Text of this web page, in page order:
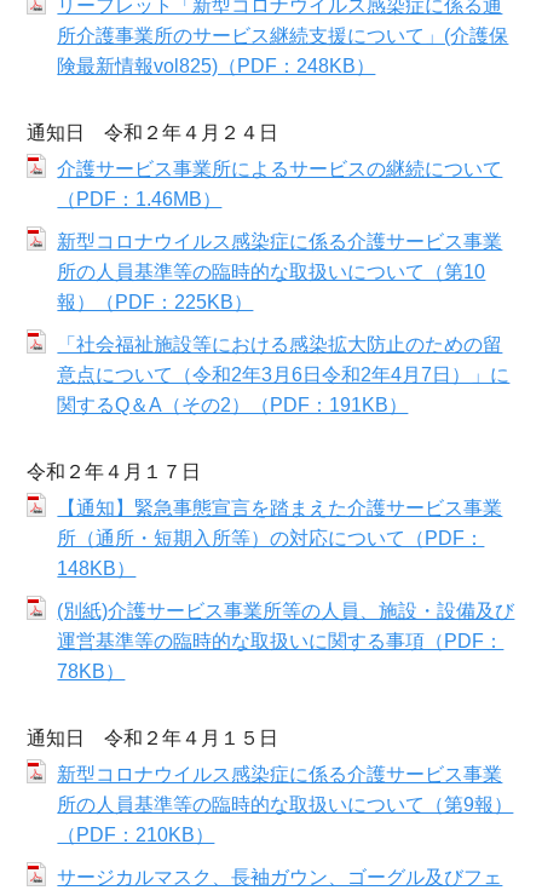
リーフレット「新型コロナウイルス感染症に係る通
所介護事業所のサービス継続支援について」(介護保
険最新情報vol825)（PDF：248KB）
通知日 令和２年４月２４日
介護サービス事業所によるサービスの継続について
（PDF：1.46MB）
新型コロナウイルス感染症に係る介護サービス事業
所の人員基準等の臨時的な取扱いについて（第10
報）（PDF：225KB）
「社会福祉施設等における感染拡大防止のための留
意点について（令和2年3月6日令和2年4月7日）」に
関するQ＆A（その2）（PDF：191KB）
令和２年４月１７日
【通知】緊急事態宣言を踏まえた介護サービス事業
所（通所・短期入所等）の対応について（PDF：
148KB）
(別紙)介護サービス事業所等の人員、施設・設備及び
運営基準等の臨時的な取扱いに関する事項（PDF：
78KB）
通知日 令和２年４月１５日
新型コロナウイルス感染症に係る介護サービス事業
所の人員基準等の臨時的な取扱いについて（第9報）
（PDF：210KB）
サージカルマスク、長袖ガウン、ゴーグル及びフェ